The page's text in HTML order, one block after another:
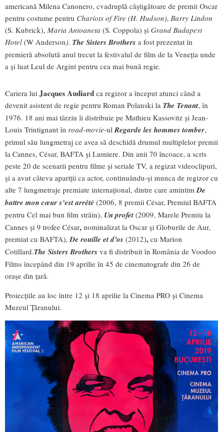
americană Milena Canonero, cvadruplă câștigătoare de premii Oscar
pentru costume pentru Chariots of Fire (H. Hudson), Barry Lindon
(S. Kubrick), Maria Antoaneta (S. Coppola) și Grand Budapest
Hotel (W Anderson). The Sisters Brothers a fost prezentat în
premieră absolută anul trecut la festivalul de film de la Veneția unde
a și luat Leul de Argint pentru cea mai bună regie.
Cariera lui Jacques Audiard ca regizor a început atunci când a
devenit asistent de regie pentru Roman Polanski la The Tenant, în
1976. 18 ani mai târziu îi distribuie pe Mathieu Kassovitz și Jean-
Louis Trintignant în road-movie-ul Regarde les hommes tomber,
primul său lungmetraj ce avea să deschidă drumul multiplelor premii
la Cannes, César, BAFTA și Lumiere. Din anii 70 încoace, a scris
peste 20 de scenarii pentru filme și seriale TV, a regizat videoclipuri,
și a avut câteva apariții ca actor, continuându-și munca de regizor cu
alte 7 lungmetraje premiate internațional, dintre care amintim De
battre mon cœur s’est arrêté (2006, 8 premii César, Premiul BAFTA
pentru Cel mai bun film străin), Un profet(2009, Marele Premiu la
Cannes și 9 trofee César, nominalizat la Oscar și Globurile de Aur,
premiat cu BAFTA), De rouille et d’os (2012), cu Marion
Cotillard.The Sisters Brothers va fi distribuit în România de Voodoo
Films începând din 19 aprilie în 45 de cinematografe din 26 de
orașe din țară.
Proiecțiile au loc între 12 și 18 aprilie la Cinema PRO și Cinema
Muzeul Țăranului.